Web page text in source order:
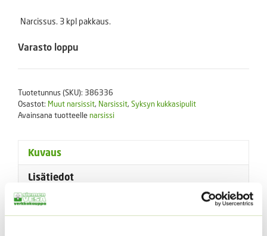
oli:
Narcissus. 3 kpl pakkaus.
Varasto loppu
Tuotetunnus (SKU): 386336
Osastot: Muut narsissit, Narsissit, Syksyn kukkasipulit
Avainsana tuotteellenarsissi
Kuvaus
Lisätiedot
Kuvaus